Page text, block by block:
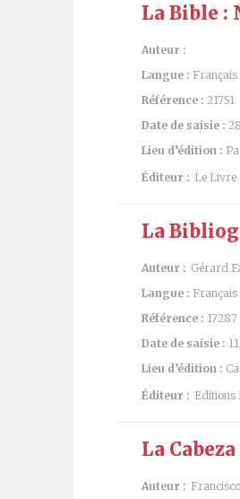
La Bible :
Auteur :
Langue : Français
Référence : 21751
Date de saisie :
Lieu d’édition :
Éditeur : Le Livre
La
Auteur : Gérard
Langue : Français
Référence : 17287
Date de saisie :
Lieu d’édition :
Éditeur : Editions
La
Auteur :